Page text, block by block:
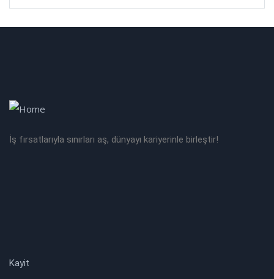
İş fırsatlarıyla sınırları aş, dünyayı kariyerinle birleştir!
Kayit